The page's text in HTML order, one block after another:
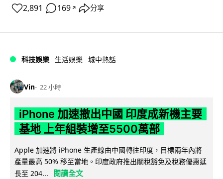
2,891 169 ↗ 分享
科技娛樂 生活娛樂 城中熱話
Vin 22 小時
iPhone 加速撤出中國 印度成新機主要
基地 上年組裝增至5500萬部
Apple 加速將 iPhone 生產線由中國轉往印度，目標兩年內將
產量最高 50% 移至當地。印度政府推出關稅豁免及稅務優惠延
長至 204...
閱讀全文